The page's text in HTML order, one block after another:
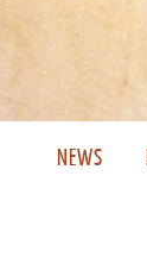
NEWS